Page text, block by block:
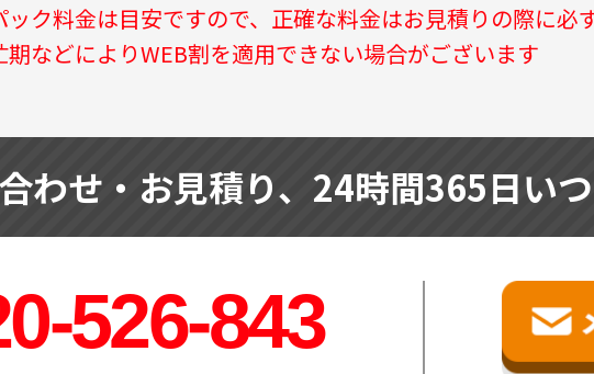
ク料金は目安ですので、正確な料金はお見積りの際に必
などによりWEB割を適用できない場合がございます
わせ・お見積り、 24時間365日い
526-843